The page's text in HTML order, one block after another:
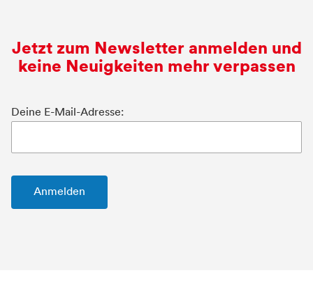
Jetzt zum Newsletter anmelden und
keine Neuigkeiten mehr verpassen
Deine E-Mail-Adresse: